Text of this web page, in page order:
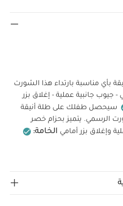
مناسبة بارتداء هذا الشورت
جانبية عملية - إغلاق بزر
سيحصل طفلك على طلة أنيقة
الرسمي. يتميز بحزام خصر
وإغلاق بزر أمامي الخامة:
جافًا